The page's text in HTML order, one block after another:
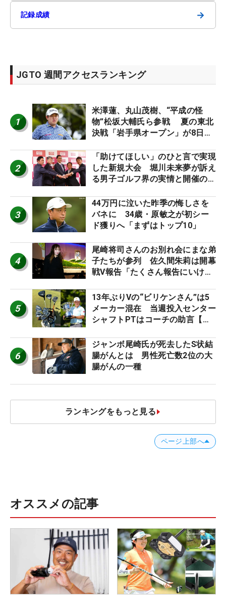
記録成績 →
JGTO 週間アクセスランキング
1
米澤蓮、丸山茂樹、“平成の怪
物”松坂大輔氏ら参戦 夏の東北
決戦「岩手県オープン」が8日開
2
「助けてほしい」のひと言で実現
した新規大会 堀川未来夢が訴え
る男子ゴルフ界の実情と開催の舞
3
44万円に泣いた昨季の悔しさを
バネに 34歳・原敏之が初シー
ド獲りへ「まずはトップ10」
4
尾崎将司さんのお別れ会にまな弟
子たちが参列 佐久間朱莉は開幕
戦V報告「たくさん報告にいける
5
13年ぶりVの“ビリケンさん”は5
メーカー混在 当週投入センター
シャフトPTはコーチの助言【勝
6
ジャンボ尾崎氏が死去したS状結
腸がんとは 男性死亡数2位の大
腸がんの一種
ランキングをもっと見る
ページ上部へ
オススメの記事